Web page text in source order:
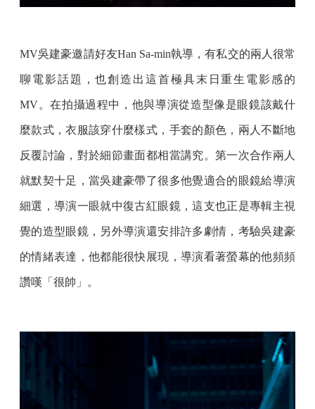
MV吳建豪邀請好友Han Sa-min執導，有私交的兩人很常
聊電影話題，也創造出這首極具末日重生電影感的
MV。在拍攝過程中，他與導演從造型像是眼鏡該戴什
麼款式，衣服該穿什麼樣式，手套的顏色，兩人不斷地
反覆討論，對於細節畫面都相當講究。第一次合作兩人
就默契十足，當吳建豪帶了很多他覺適合的眼鏡給導演
細選，導演一眼就中復古紅眼鏡，這支也正是專輯主視
覺的造型眼鏡，另外導演還安排許多劇情，考驗吳建豪
的情緒表達，他都能很快展現，導演看著螢幕的他頻頻
讚嘆「很帥」。